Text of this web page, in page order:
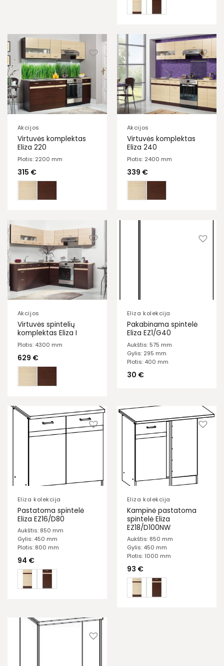
Akcijos
Virtuvės komplektas
Eliza 220
Plotis: 2200 mm
315 €
Akcijos
Virtuvės komplektas
Eliza 240
Plotis: 2400 mm
339 €
Akcijos
Virtuvės spintelių
komplektas Eliza I
Plotis: 4300 mm
629 €
Eliza kolekcija
Pakabinama spintelė
Eliza EZ1/G40
Aukštis: 575 mm
Gylis: 295 mm
Plotis: 400 mm
30 €
Eliza kolekcija
Pastatoma spintelė
Eliza EZ16/D80
Aukštis: 850 mm
Gylis: 450 mm
Plotis: 800 mm
94 €
Eliza kolekcija
Kampinė pastatoma
spintelė Eliza
EZ18/D100NW
Aukštis: 850 mm
Gylis: 450 mm
Plotis: 1000 mm
93 €